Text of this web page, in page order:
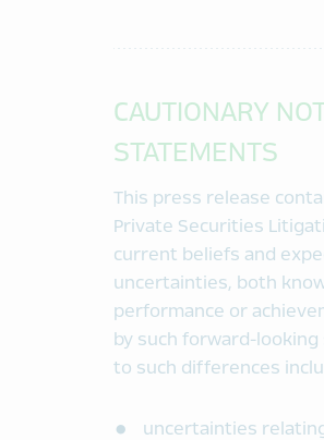
CAUTIONARY
STATEMENTS
This press release
Private Securities
current beliefs and
uncertainties, both
performance or
by such forward-
to such differences
uncertainties